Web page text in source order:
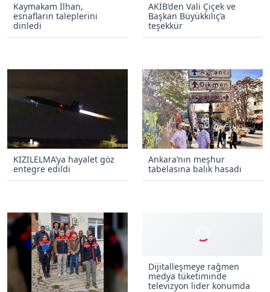
Kaymakam İlhan,
esnafların taleplerini
dinledi
AKİB’den Vali Çiçek ve
Başkan Büyükkılıç’a
teşekkür
KIZILELMA’ya hayalet göz
entegre edildi
Ankara’nın meşhur
tabelasına balık hasadı
Dijitalleşmeye rağmen
medya tüketiminde
televizyon lider konumda